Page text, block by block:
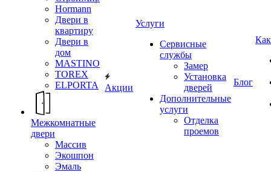
Hormann
Двери в
квартиру
Двери в
дом
MASTINO
TOREX
ELPORTA
Межкомнатные
двери
Массив
Экошпон
Эмаль
Акции
Услуги
Сервисные
службы
Замер
Установка
дверей
Дополнительные
услуги
Отделка
проемов
Блог